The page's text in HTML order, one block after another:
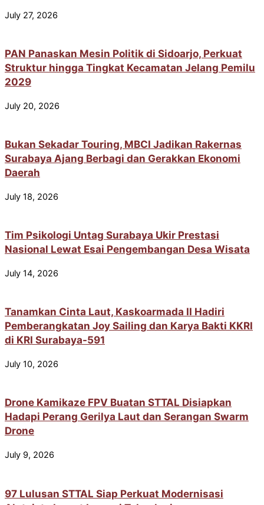
July 27, 2026
PAN Panaskan Mesin Politik di Sidoarjo, Perkuat
Struktur hingga Tingkat Kecamatan Jelang Pemilu
2029
July 20, 2026
Bukan Sekadar Touring, MBCI Jadikan Rakernas
Surabaya Ajang Berbagi dan Gerakkan Ekonomi
Daerah
July 18, 2026
Tim Psikologi Untag Surabaya Ukir Prestasi
Nasional Lewat Esai Pengembangan Desa Wisata
July 14, 2026
Tanamkan Cinta Laut, Kaskoarmada II Hadiri
Pemberangkatan Joy Sailing dan Karya Bakti KKRI
di KRI Surabaya-591
July 10, 2026
Drone Kamikaze FPV Buatan STTAL Disiapkan
Hadapi Perang Gerilya Laut dan Serangan Swarm
Drone
July 9, 2026
97 Lulusan STTAL Siap Perkuat Modernisasi